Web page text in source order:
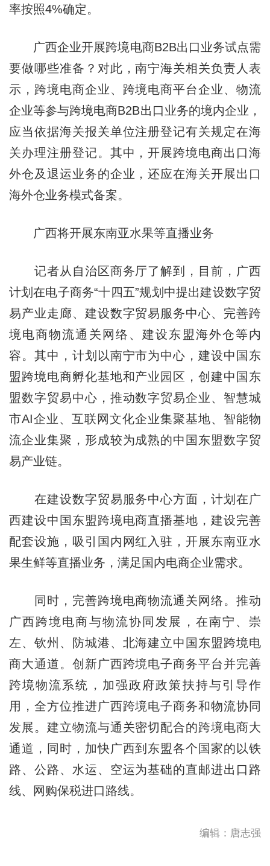
率按照4%确定。
广西企业开展跨境电商B2B出口业务试点需
要做哪些准备？对此，南宁海关相关负责人表
示，跨境电商企业、跨境电商平台企业、物流
企业等参与跨境电商B2B出口业务的境内企业，
应当依据海关报关单位注册登记有关规定在海
关办理注册登记。其中，开展跨境电商出口海
外仓及退运业务的企业，还应在海关开展出口
海外仓业务模式备案。
广西将开展东南亚水果等直播业务
记者从自治区商务厅了解到，目前，广西
计划在电子商务“十四五”规划中提出建设数字贸
易产业走廊、建设数字贸易服务中心、完善跨
境电商物流通关网络、建设东盟海外仓等内
容。其中，计划以南宁市为中心，建设中国东
盟跨境电商孵化基地和产业园区，创建中国东
盟数字贸易中心，推动数字贸易企业、智慧城
市AI企业、互联网文化企业集聚基地、智能物
流企业集聚，形成较为成熟的中国东盟数字贸
易产业链。
在建设数字贸易服务中心方面，计划在广
西建设中国东盟跨境电商直播基地，建设完善
配套设施，吸引国内网红入驻，开展东南亚水
果生鲜等直播业务，满足国内电商企业需求。
同时，完善跨境电商物流通关网络。推动
广西跨境电商与物流协同发展，在南宁、崇
左、钦州、防城港、北海建立中国东盟跨境电
商大通道。创新广西跨境电子商务平台并完善
跨境物流系统，加强政府政策扶持与引导作
用，全方位推进广西跨境电子商务和物流协同
发展。建立物流与通关密切配合的跨境电商大
通道，同时，加快广西到东盟各个国家的以铁
路、公路、水运、空运为基础的直邮进出口路
线、网购保税进口路线。
编辑：唐志强